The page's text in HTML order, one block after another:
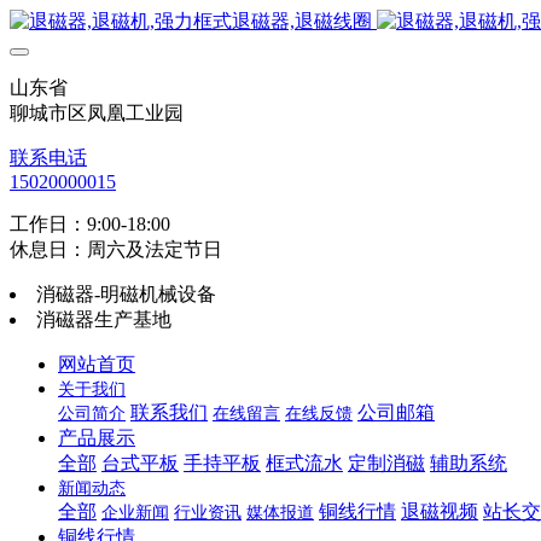
山东省
聊城市区凤凰工业园
联系电话
15020000015
工作日：9:00-18:00
休息日：周六及法定节日
消磁器-明磁机械设备
消磁器生产基地
网站首页
关于我们
公司简介 联系我们 在线留言 在线反馈 公司邮箱
产品展示
全部 台式平板 手持平板 框式流水 定制消磁 辅助系统
新闻动态
全部 企业新闻 行业资讯 媒体报道 铜线行情 退磁视频 站长
铜线行情